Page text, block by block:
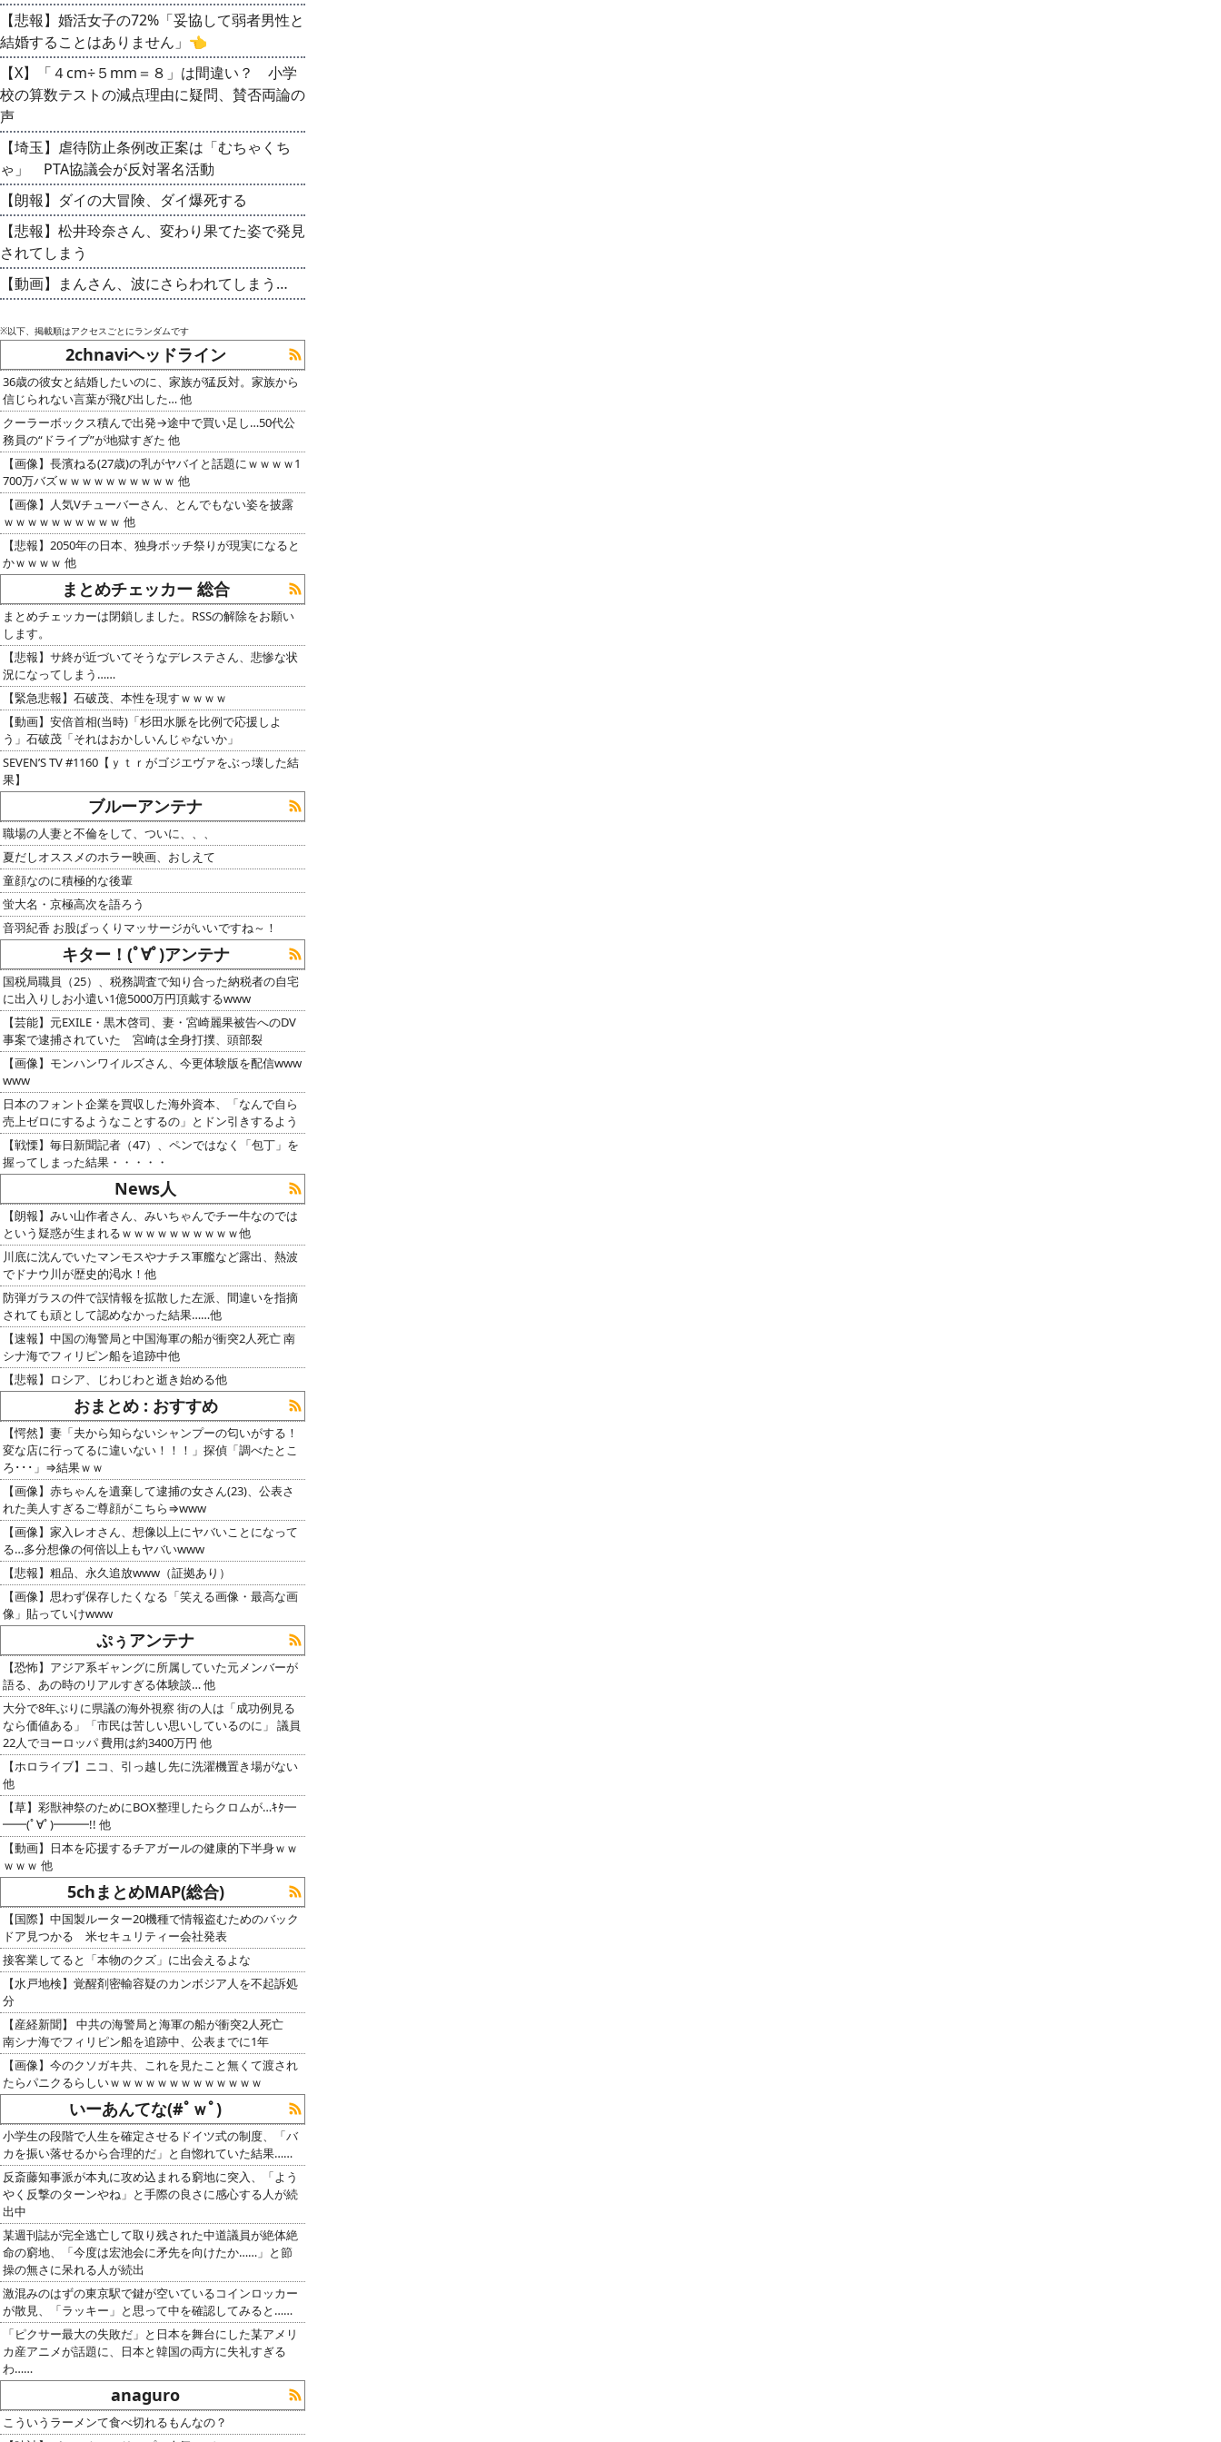
【悲報】婚活女子の72%「妥協して弱者男性と
結婚することはありません」👈
【X】「４cm÷５mm＝８」は間違い？ 小学
校の算数テストの減点理由に疑問、賛否両論の
声
【埼玉】虐待防止条例改正案は「むちゃくち
ゃ」 PTA協議会が反対署名活動
【朗報】ダイの大冒険、ダイ爆死する
【悲報】松井玲奈さん、変わり果てた姿で発見
されてしまう
【動画】まんさん、波にさらわれてしまう…
※以下、掲載順はアクセスごとにランダムです
2chnaviヘッドライン
36歳の彼女と結婚したいのに、家族が猛反対。家族から
信じられない言葉が飛び出した… 他
クーラーボックス積んで出発→途中で買い足し…50代公
務員の“ドライブ”が地獄すぎた 他
【画像】長濱ねる(27歳)の乳がヤバイと話題にｗｗｗｗ1
700万バズｗｗｗｗｗｗｗｗｗｗ 他
【画像】人気Vチューバーさん、とんでもない姿を披露
ｗｗｗｗｗｗｗｗｗｗ 他
【悲報】2050年の日本、独身ボッチ祭りが現実になると
かｗｗｗｗ 他
まとめチェッカー 総合
まとめチェッカーは閉鎖しました。RSSの解除をお願い
します。
【悲報】サ終が近づいてそうなデレステさん、悲惨な状
況になってしまう……
【緊急悲報】石破茂、本性を現すｗｗｗｗ
【動画】安倍首相(当時)「杉田水脈を比例で応援しよ
う」石破茂「それはおかしいんじゃないか」
SEVEN’S TV #1160【ｙｔｒがゴジエヴァをぶっ壊した結
果】
ブルーアンテナ
職場の人妻と不倫をして、ついに、、、
夏だしオススメのホラー映画、おしえて
童顔なのに積極的な後輩
蛍大名・京極高次を語ろう
音羽紀香 お股ぱっくりマッサージがいいですね～！
キター！(ﾟ∀ﾟ)アンテナ
国税局職員（25）、税務調査で知り合った納税者の自宅
に出入りしお小遣い1億5000万円頂戴するwww
【芸能】元EXILE・黒木啓司、妻・宮崎麗果被告へのDV
事案で逮捕されていた 宮崎は全身打撲、頭部裂
【画像】モンハンワイルズさん、今更体験版を配信www
www
日本のフォント企業を買収した海外資本、「なんで自ら
売上ゼロにするようなことするの」とドン引きするよう
【戦慄】毎日新聞記者（47）、ペンではなく「包丁」を
握ってしまった結果・・・・・
News人
【朗報】みい山作者さん、みいちゃんでチー牛なのでは
という疑惑が生まれるｗｗｗｗｗｗｗｗｗｗ他
川底に沈んでいたマンモスやナチス軍艦など露出、熱波
でドナウ川が歴史的渇水！他
防弾ガラスの件で誤情報を拡散した左派、間違いを指摘
されても頑として認めなかった結果……他
【速報】中国の海警局と中国海軍の船が衝突2人死亡 南
シナ海でフィリピン船を追跡中他
【悲報】ロシア、じわじわと逝き始める他
おまとめ : おすすめ
【愕然】妻「夫から知らないシャンプーの匂いがする！
変な店に行ってるに違いない！！！」探偵「調べたとこ
ろ･･･」⇒結果ｗｗ
【画像】赤ちゃんを遺棄して逮捕の女さん(23)、公表さ
れた美人すぎるご尊顔がこちら⇒www
【画像】家入レオさん、想像以上にヤバいことになって
る…多分想像の何倍以上もヤバいwww
【悲報】粗品、永久追放www（証拠あり）
【画像】思わず保存したくなる「笑える画像・最高な画
像」貼っていけwww
ぷぅアンテナ
【恐怖】アジア系ギャングに所属していた元メンバーが
語る、あの時のリアルすぎる体験談… 他
大分で8年ぶりに県議の海外視察 街の人は「成功例見る
なら価値ある」「市民は苦しい思いしているのに」 議員
22人でヨーロッパ 費用は約3400万円 他
【ホロライブ】ニコ、引っ越し先に洗濯機置き場がない
他
【草】彩獣神祭のためにBOX整理したらクロムが…ｷﾀ━
━━(ﾟ∀ﾟ)━━━!! 他
【動画】日本を応援するチアガールの健康的下半身ｗｗ
ｗｗｗ 他
5chまとめMAP(総合)
【国際】中国製ルーター20機種で情報盗むためのバック
ドア見つかる 米セキュリティー会社発表
接客業してると「本物のクズ」に出会えるよな
【水戸地検】覚醒剤密輸容疑のカンボジア人を不起訴処
分
【産経新聞】 中共の海警局と海軍の船が衝突2人死亡
南シナ海でフィリピン船を追跡中、公表までに1年
【画像】今のクソガキ共、これを見たこと無くて渡され
たらパニクるらしいｗｗｗｗｗｗｗｗｗｗｗｗｗ
いーあんてな(#ﾟｗﾟ)
小学生の段階で人生を確定させるドイツ式の制度、「バ
カを振い落せるから合理的だ」と自惚れていた結果……
反斎藤知事派が本丸に攻め込まれる窮地に突入、「よう
やく反撃のターンやね」と手際の良さに感心する人が続
出中
某週刊誌が完全逃亡して取り残された中道議員が絶体絶
命の窮地、「今度は宏池会に矛先を向けたか……」と節
操の無さに呆れる人が続出
激混みのはずの東京駅で鍵が空いているコインロッカー
が散見、「ラッキー」と思って中を確認してみると……
「ピクサー最大の失敗だ」と日本を舞台にした某アメリ
カ産アニメが話題に、日本と韓国の両方に失礼すぎる
わ……
anaguro
こういうラーメンて食べ切れるもんなの？